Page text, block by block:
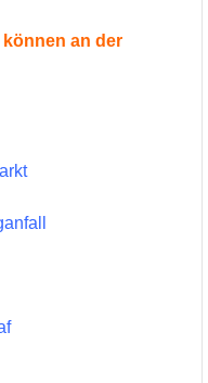
an der